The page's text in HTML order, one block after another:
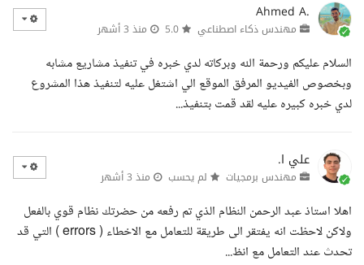
Ahmed A.
مهندس ذكاء اصطناعي منذ 3 أشهر
السلام عليكم ورحمة الله وبركاته لدي خبره في تنفيذ مشاريع مشابه
وبخصوص الفيديو المرفق الموقع الي اشتغل عليه لتنفيذ هذا المشروع
لدي خبره كبيره عليه لقد قمت بتنفيذ...
علي ا.
مهندس برمجيات لم يحسب منذ 3 أشهر
اهلا استاذ عبد الرحمن النظام الذي تم رفعه من حضرتك نظام قوي بالفعل
ولاكن لاحظت انه يفتقر الى طريقة للتعامل مع الاخطاء ( errors ) التي قد
تحدث عند التعامل مع انظ...